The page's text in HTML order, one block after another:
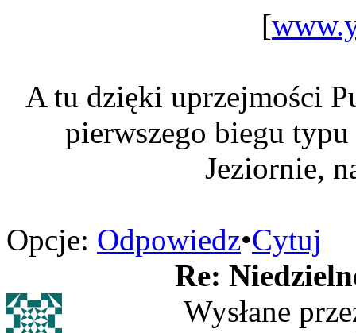
[
A tu dzięki uprzejmości
pierwszego biegu
Jeziornie,
Opcje: Odpowiedz•Cytuj
Re:
Wysłane